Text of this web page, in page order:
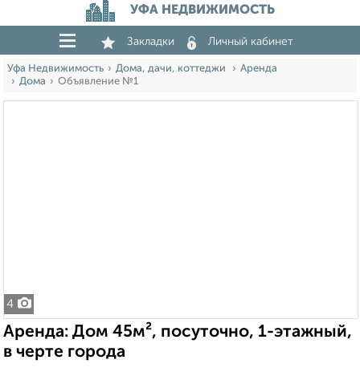
УФА НЕДВИЖИМОСТЬ
Закладки Личный кабинет
Уфа Недвижимость Дома, дачи, коттеджи
Аренда
Дома
Объявление №1
4
Аренда: Дом 45м², посуточно, 1-этажный,
в черте города